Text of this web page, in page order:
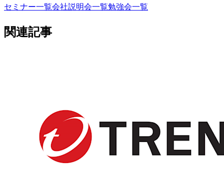
セミナー一覧会社説明会一覧勉強会一覧
関連記事